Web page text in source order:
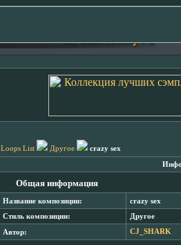
Loops List Другое crazy sex
Общая информация
Название композиции: crazy sex
Стиль композиции: Другое
Автор: CJ_SHARK